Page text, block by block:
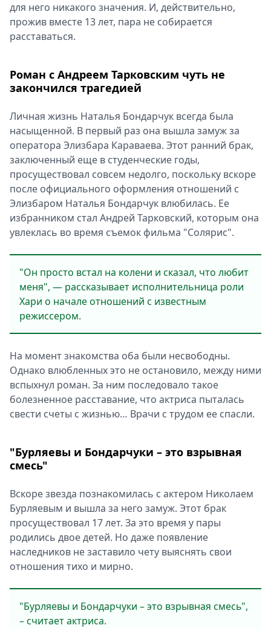
для него никакого значения. И, действительно,
прожив вместе 13 лет, пара не собирается
расставаться.
Роман с Андреем Тарковским чуть не
закончился трагедией
Личная жизнь Наталья Бондарчук всегда была
насыщенной. В первый раз она вышла замуж за
оператора Элизбара Караваева. Этот ранний брак,
заключенный еще в студенческие годы,
просуществовал совсем недолго, поскольку вскоре
после официального оформления отношений с
Элизбаром Наталья Бондарчук влюбилась. Ее
избранником стал Андрей Тарковский, которым она
увлеклась во время съемок фильма "Солярис".
"Он просто встал на колени и сказал, что любит
меня", — рассказывает исполнительница роли
Хари о начале отношений с известным
режиссером.
На момент знакомства оба были несвободны.
Однако влюбленных это не остановило, между ними
вспыхнул роман. За ним последовало такое
болезненное расставание, что актриса пыталась
свести счеты с жизнью… Врачи с трудом ее спасли.
"Бурляевы и Бондарчуки – это взрывная
смесь"
Вскоре звезда познакомилась с актером Николаем
Бурляевым и вышла за него замуж. Этот брак
просуществовал 17 лет. За это время у пары
родились двое детей. Но даже появление
наследников не заставило чету выяснять свои
отношения тихо и мирно.
"Бурляевы и Бондарчуки – это взрывная смесь",
– считает актриса.